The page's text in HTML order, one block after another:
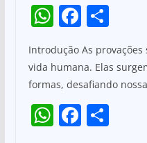
W
h
at
s
A
p
F
c
e
b
o
S
ar
e
Introdução As
vida humana. Elas
formas, desafiando
W F S